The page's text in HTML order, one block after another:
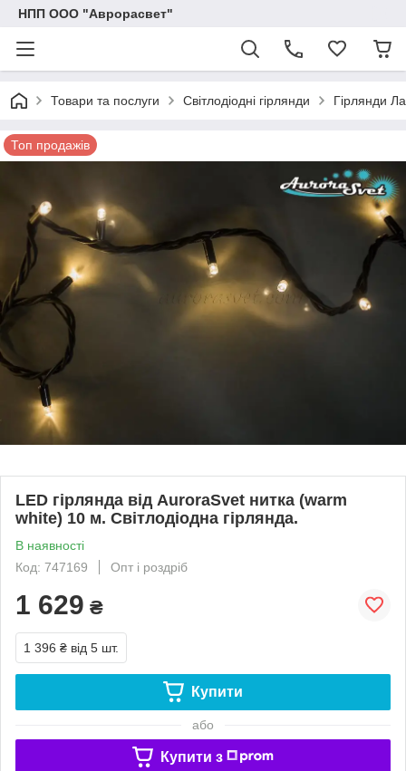
НПП ООО "Аврорасвет"
Товари та послуги Світлодіодні гірлянди Гірлянди
Топ продажів
LED гірлянда від AuroraSvet нитка (warm
white) 10 м. Світлодіодна гірлянда.
В наявності
Код: 747169
Опт і роздріб
1 629 ₴
1 396 ₴ від 5 шт.
Купити
або
Купити з